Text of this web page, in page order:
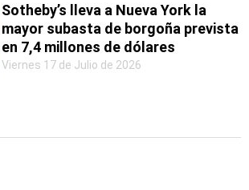
Sotheby’s lleva a Nueva York la
mayor subasta de borgoña prevista
en 7,4 millones de dólares
Viernes 17 de Julio de 2026